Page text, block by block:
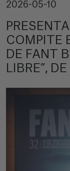
2026-05-10
COMPITE
DE FANT
LIBRE”,